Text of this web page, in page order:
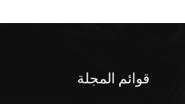
قوائم المجلة